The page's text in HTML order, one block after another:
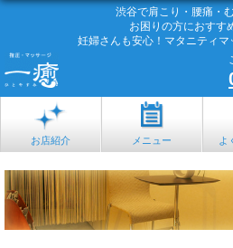
渋谷で肩こり・腰痛・
お困りの方におすす
妊婦さんも安心！マタニティマ
お店紹介 メニュー よ